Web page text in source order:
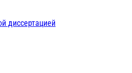
диссертацией